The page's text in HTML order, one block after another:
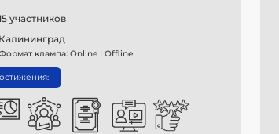
участников
Калининград
клампа: Online | Offline